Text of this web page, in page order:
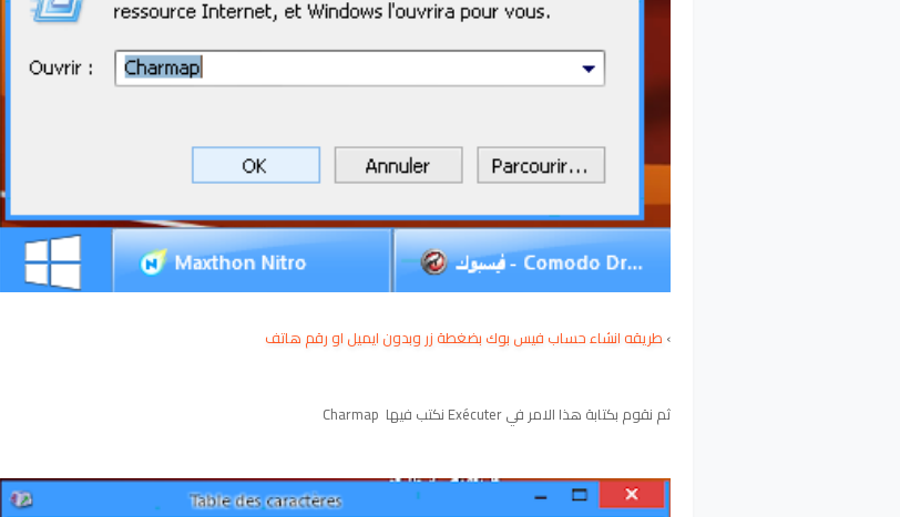
› طريقه انشاء حساب فيس بوك بضغطة زر وبدون ايميل او رقم هاتف
ثم نقوم بكتابة هذا الامر في Exécuter نكتب فيها Charmap